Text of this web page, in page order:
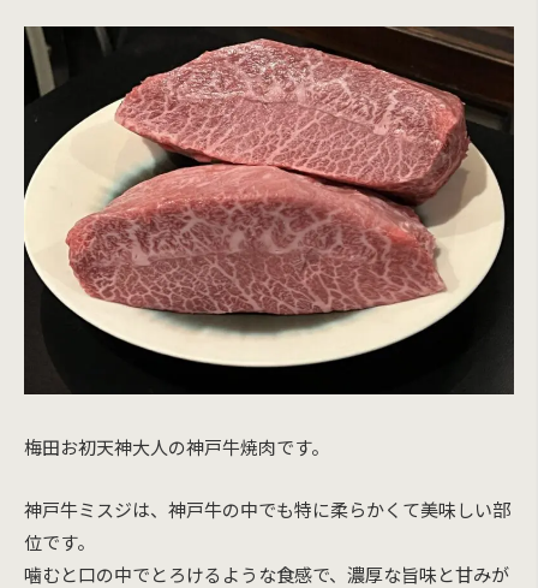
梅田お初天神大人の神戸牛焼肉です。
神戸牛ミスジは、神戸牛の中でも特に柔らかくて美味しい部
位です。
噛むと口の中でとろけるような食感で、濃厚な旨味と甘みが